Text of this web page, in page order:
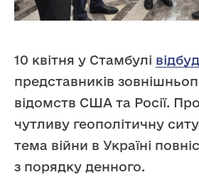
10 квітня у Стамбулі
представників
відомств США та Росії.
чутливу геополітичну
тема війни в Україні
з порядку денного.